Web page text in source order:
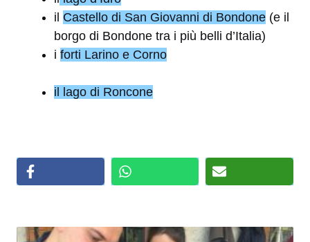
il Castello di San Giovanni di Bondone (e il
borgo di Bondone tra i più belli d’Italia)
i forti Larino e Corno
il lago di Roncone